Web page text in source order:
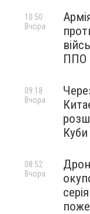
ППО
10:50
Вчора
Куби
09:18
Вчора
08:52
Вчора